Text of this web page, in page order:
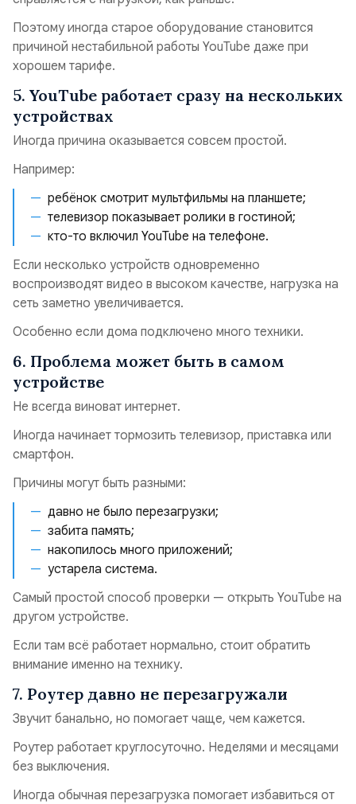
Поэтому иногда старое оборудование становится
причиной нестабильной работы YouTube даже при
хорошем тарифе.
5. YouTube работает сразу на нескольких
устройствах
Иногда причина оказывается совсем простой.
Например:
ребёнок смотрит мультфильмы на планшете;
телевизор показывает ролики в гостиной;
кто-то включил YouTube на телефоне.
Если несколько устройств одновременно
воспроизводят видео в высоком качестве, нагрузка на
сеть заметно увеличивается.
Особенно если дома подключено много техники.
6. Проблема может быть в самом
устройстве
Не всегда виноват интернет.
Иногда начинает тормозить телевизор, приставка или
смартфон.
Причины могут быть разными:
давно не было перезагрузки;
забита память;
накопилось много приложений;
устарела система.
Самый простой способ проверки — открыть YouTube на
другом устройстве.
Если там всё работает нормально, стоит обратить
внимание именно на технику.
7. Роутер давно не перезагружали
Звучит банально, но помогает чаще, чем кажется.
Роутер работает круглосуточно. Неделями и месяцами
без выключения.
Иногда обычная перезагрузка помогает избавиться от